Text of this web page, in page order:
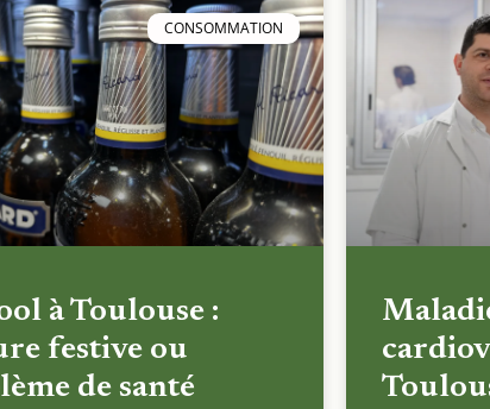
CONSOMMATION
à Toulouse :
festive ou
de santé